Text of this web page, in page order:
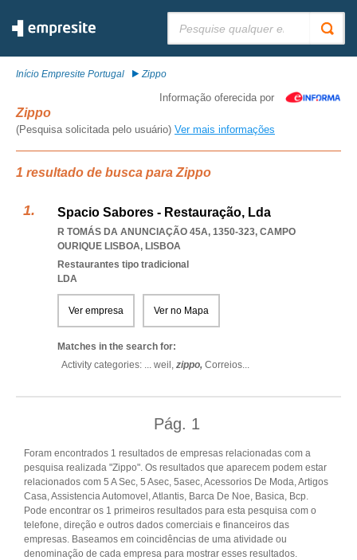
Início Empresite Portugal Zippo
Informação oferecida por
Zippo
(Pesquisa solicitada pelo usuário) Ver mais informações
1 resultado de busca para Zippo
Spacio Sabores - Restauração, Lda
R TOMÁS DA ANUNCIAÇÃO 45A, 1350-323, CAMPO
OURIQUE LISBOA, LISBOA
Restaurantes tipo tradicional
LDA
Ver empresa Ver no Mapa
Matches in the search for:
Activity categories: ... weil, zippo, Correios...
Pág. 1
Foram encontrados 1 resultados de empresas relacionadas com a
pesquisa realizada "Zippo". Os resultados que aparecem podem estar
relacionados com 5 A Sec, 5 Asec, 5asec, Acessorios De Moda, Artigos
Casa, Assistencia Automovel, Atlantis, Barca De Noe, Basica, Bcp.
Pode encontrar os 1 primeiros resultados para esta pesquisa com o
telefone, direção e outros dados comerciais e financeiros das
empresas. Baseamos em coincidências de uma atividade ou
denominação de cada empresa para mostrar esses resultados.